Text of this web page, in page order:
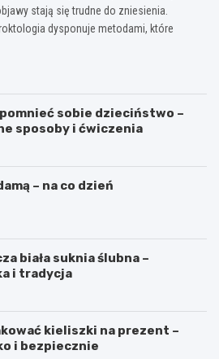
stają się trudne do zniesienia.
dysponuje metodami, które
sobie dzieciństwo –
sposoby i ćwiczenia
– na co dzień
biała suknia ślubna –
i tradycja
kieliszki na prezent –
i bezpiecznie